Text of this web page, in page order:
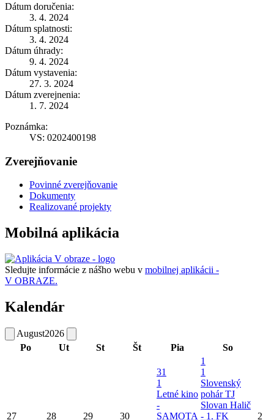
Dátum doručenia:
3. 4. 2024
Dátum splatnosti:
3. 4. 2024
Dátum úhrady:
9. 4. 2024
Dátum vystavenia:
27. 3. 2024
Dátum zverejnenia:
1. 7. 2024
Poznámka:
VS: 0202400198
Zverejňovanie
Povinné zverejňovanie
Dokumenty
Realizované projekty
Mobilná aplikácia
Sledujte informácie z nášho webu v mobilnej aplikácii -
V OBRAZE.
Kalendár
August2026
Po
Ut St Št Pia So
27 28 29 30
31
1
Letné kino
-
SAMOTA
1
1
Slovenský
pohár TJ
Slovan Halič
- 1. FK
2